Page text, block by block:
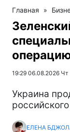
Главная »
19:29 06.08.2026 Чт
Украина
ЕЛЕНА